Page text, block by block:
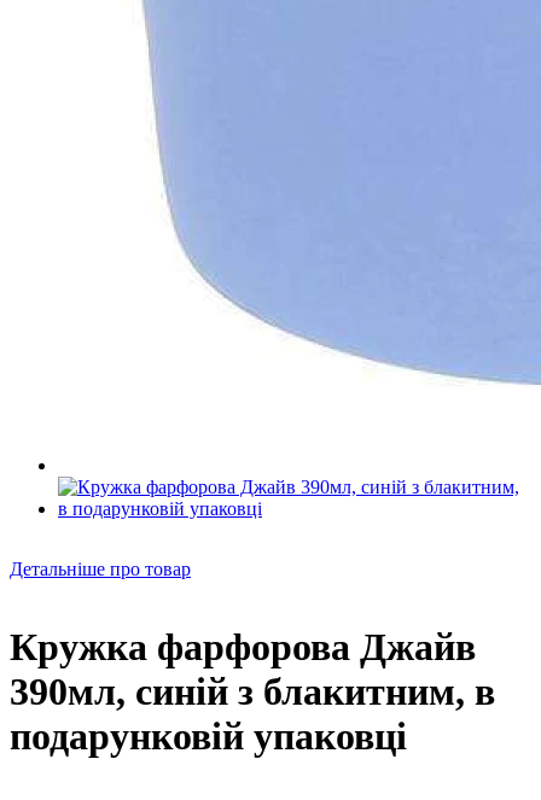
Детальніше про товар
Кружка фарфорова Джайв
390мл, синій з блакитним, в
подарунковій упаковці